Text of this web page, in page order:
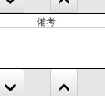
備考